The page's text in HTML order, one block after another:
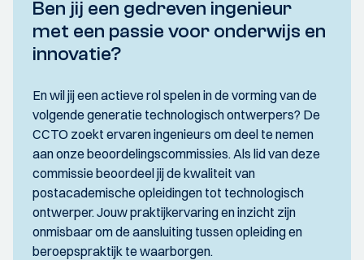
Ben jij een gedreven ingenieur
met een passie voor onderwijs en
innovatie?
En wil jij een actieve rol spelen in de vorming van de
volgende generatie technologisch ontwerpers? De
CCTO zoekt ervaren ingenieurs om deel te nemen
aan onze beoordelingscommissies. Als lid van deze
commissie beoordeel jij de kwaliteit van
postacademische opleidingen tot technologisch
ontwerper. Jouw praktijkervaring en inzicht zijn
onmisbaar om de aansluiting tussen opleiding en
beroepspraktijk te waarborgen.